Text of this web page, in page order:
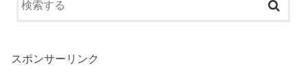
スポンサーリンク